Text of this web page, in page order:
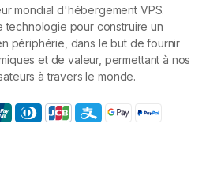
mondial d'hébergement VPS.
technologie pour construire un
périphérie, dans le but de fournir
et de valeur, permettant à nos
à travers le monde.